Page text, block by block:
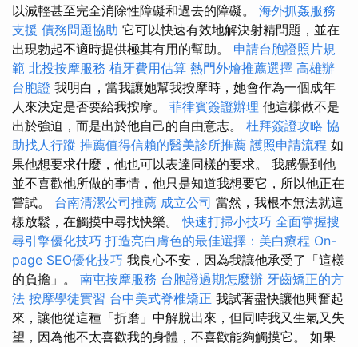
以減輕甚至完全消除性障礙和過去的障礙。 海外抓姦服務
支援 債務問題協助 它可以快速有效地解決射精問題，並在
出現勃起不適時提供極其有用的幫助。 申請台胞證照片規
範 北投按摩服務 植牙費用估算 熱門外燴推薦選擇 高雄辦
台胞證 我明白，當我讓她幫我按摩時，她會作為一個成年
人來決定是否要給我按摩。 菲律賓簽證辦理 他這樣做不是
出於強迫，而是出於他自己的自由意志。 杜拜簽證攻略 協
助找人行蹤 推薦值得信賴的醫美診所推薦 護照申請流程 如
果他想要求什麼，他也可以表達同樣的要求。 我感覺到他
並不喜歡他所做的事情，他只是知道我想要它，所以他正在
嘗試。 台南清潔公司推薦 成立公司 當然，我根本無法就這
樣放鬆，在觸摸中尋找快樂。快速打掃小技巧 全面掌握搜
尋引擎優化技巧 打造亮白膚色的最佳選擇：美白療程 On-
page SEO優化技巧 我良心不安，因為我讓他承受了「這樣
的負擔」。 南屯按摩服務 台胞證過期怎麼辦 牙齒矯正的方
法 按摩學徒實習 台中美式脊椎矯正 我試著盡快讓他興奮起
來，讓他從這種「折磨」中解脫出來，但同時我又生氣又失
望，因為他不太喜歡我的身體，不喜歡能夠觸摸它。 如果